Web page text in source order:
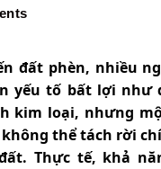
đất phèn, nhiều
yếu tố bất lợi như
kim loại, nhưng
thể tách rời
Thực tế, khả